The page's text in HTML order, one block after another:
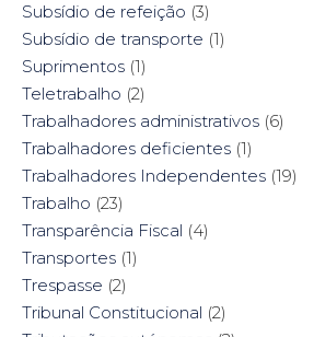
Subsídio de refeição (3)
Subsídio de transporte (1)
Suprimentos (1)
Teletrabalho (2)
Trabalhadores administrativos (6)
Trabalhadores deficientes (1)
Trabalhadores Independentes (19)
Trabalho (23)
Transparência Fiscal (4)
Transportes (1)
Trespasse (2)
Tribunal Constitucional (2)